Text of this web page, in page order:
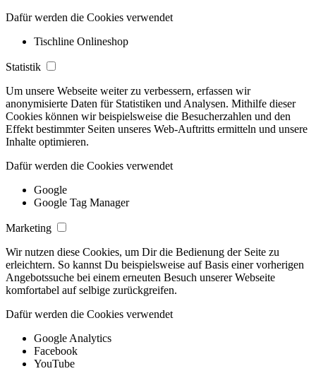
Dafür werden die Cookies verwendet
Tischline Onlineshop
Statistik
Um unsere Webseite weiter zu verbessern, erfassen wir
anonymisierte Daten für Statistiken und Analysen. Mithilfe dieser
Cookies können wir beispielsweise die Besucherzahlen und den
Effekt bestimmter Seiten unseres Web-Auftritts ermitteln und unsere
Inhalte optimieren.
Dafür werden die Cookies verwendet
Google
Google Tag Manager
Marketing
Wir nutzen diese Cookies, um Dir die Bedienung der Seite zu
erleichtern. So kannst Du beispielsweise auf Basis einer vorherigen
Angebotssuche bei einem erneuten Besuch unserer Webseite
komfortabel auf selbige zurückgreifen.
Dafür werden die Cookies verwendet
Google Analytics
Facebook
YouTube